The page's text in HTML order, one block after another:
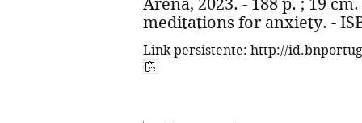
Arena, 2023. - 188 p. ; 19
meditations for anxiety. -
Link persistente: http://